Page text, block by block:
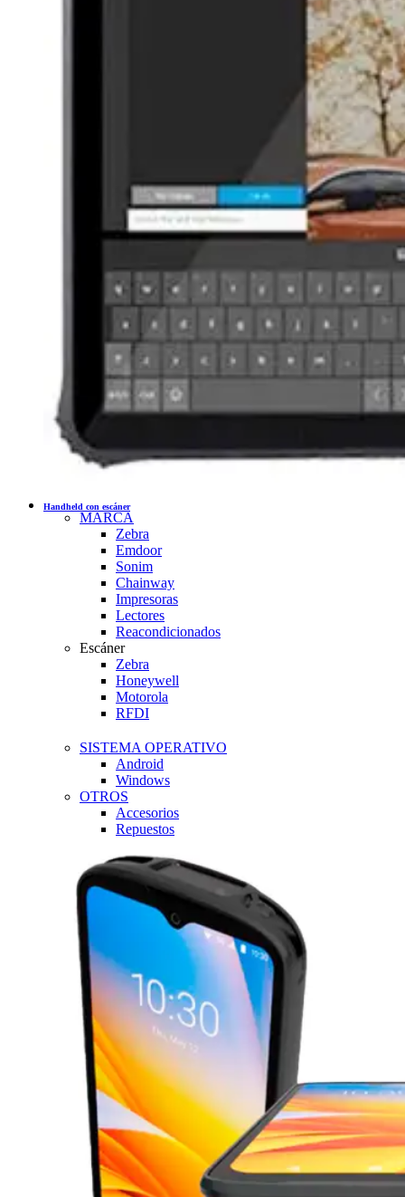
Handheld con escáner
MARCA
Zebra
Emdoor
Sonim
Chainway
Impresoras
Lectores
Reacondicionados
Escáner
Zebra
Honeywell
Motorola
RFDI
SISTEMA OPERATIVO
Android
Windows
OTROS
Accesorios
Repuestos